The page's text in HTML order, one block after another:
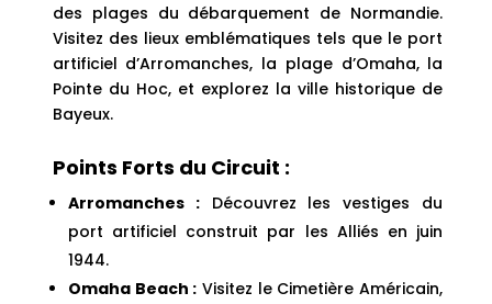
des plages du débarquement de Normandie.
Visitez des lieux emblématiques tels que le port
artificiel d’Arromanches, la plage d’Omaha, la
Pointe du Hoc, et explorez la ville historique de
Bayeux.
Points Forts du Circuit :
Arromanches :Découvrez les vestiges du
port artificiel construit par les Alliés en juin
1944.
Omaha Beach : Visitez le Cimetière Américain,